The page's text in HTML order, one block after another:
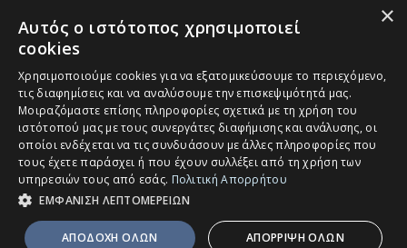
Βόρεια Προάστια
Νέο Ηράκλειο - Μαρούσι
Ζαλοκώστα 18 & Εμμανουήλ Παπαδάκη 12, T.K.:
14121, Τηλ:210 2712588
© Copyright - IEK MASTER -Enfold Theme by Kriesi
×
Αυτός ο ιστότοπος χρησιμοποιεί
cookies
Χρησιμοποιούμε cookies για να εξατομικεύσουμε το περιεχόμενο,
τις διαφημίσεις και να αναλύσουμε την επισκεψιμότητά μας.
Μοιραζόμαστε επίσης πληροφορίες σχετικά με τη χρήση του
ιστότοπού μας με τους συνεργάτες διαφήμισης και ανάλυσης, οι
οποίοι ενδέχεται να τις συνδυάσουν με άλλες πληροφορίες που
τους έχετε παράσχει ή που έχουν συλλέξει από τη χρήση των
υπηρεσιών τους από εσάς. Πολιτική Απορρήτου
ΕΜΦΑΝΙΣΗ ΛΕΠΤΟΜΕΡΕΙΩΝ
ΑΠΟΔΟΧΗ ΟΛΩΝ ΑΠΟΡΡΙΨΗ ΟΛΩΝ